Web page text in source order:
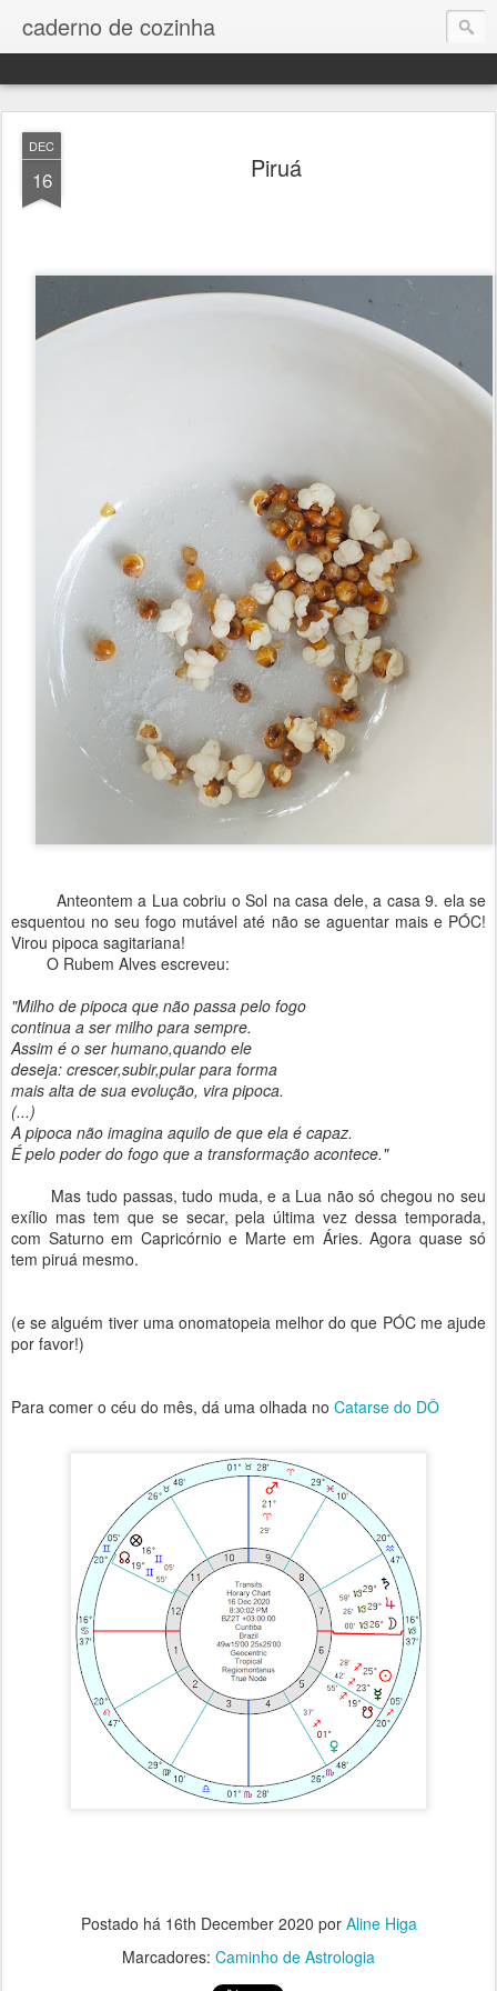
caderno de cozinha
DEC
16 Piruá
Anteontem a Lua cobriu o Sol na casa dele, a casa 9. ela se
esquentou no seu fogo mutável até não se aguentar mais e PÓC!
Virou pipoca sagitariana!
O Rubem Alves escreveu:
"Milho de pipoca que não passa pelo fogo
continua a ser milho para sempre.
Assim é o ser humano,quando ele
deseja: crescer,subir,pular para forma
mais alta de sua evolução, vira pipoca.
(...)
A pipoca não imagina aquilo de que ela é capaz.
É pelo poder do fogo que a transformação acontece."
Mas tudo passas, tudo muda, e a Lua não só chegou no seu
exílio mas tem que se secar, pela última vez dessa temporada,
com Saturno em Capricórnio e Marte em Áries. Agora quase só
tem piruá mesmo.
(e se alguém tiver uma onomatopeia melhor do que PÓC me ajude
por favor!)
Para comer o céu do mês, dá uma olhada no Catarse do DÔ
Postado há 16th December 2020 por Aline Higa
Marcadores: Caminho de Astrologia